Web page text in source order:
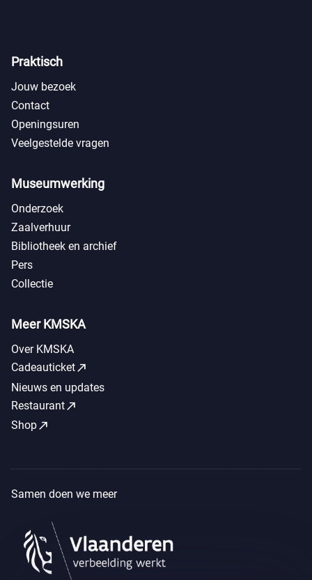
Praktisch
Jouw bezoek
Contact
Openingsuren
Veelgestelde vragen
Museumwerking
Onderzoek
Zaalverhuur
Bibliotheek en archief
Pers
Collectie
Meer KMSKA
Over KMSKA
Cadeauticketcall_made
Nieuws en updates
Restaurantcall_made
Shopcall_made
Samen doen we meer